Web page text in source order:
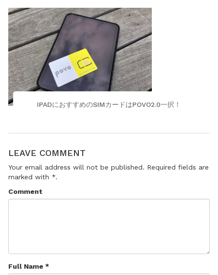
IPADにおすすめのSIMカードはPOVO2.0一択！
LEAVE COMMENT
Your email address will not be published. Required fields are
marked with *.
Comment
Full Name *